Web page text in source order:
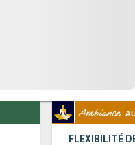
FLEXIBILITÉ